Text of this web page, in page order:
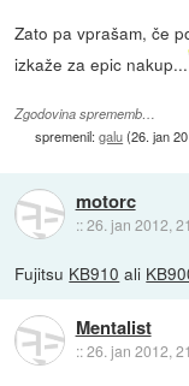
Zato pa vprašam, če
izkaže za epic nakup...
Zgodovina sprememb…
spremenil:galu(26. jan
motorc
::26. jan 2012,
Fujitsu KB910 ali
Mentalist
::26. jan 2012,